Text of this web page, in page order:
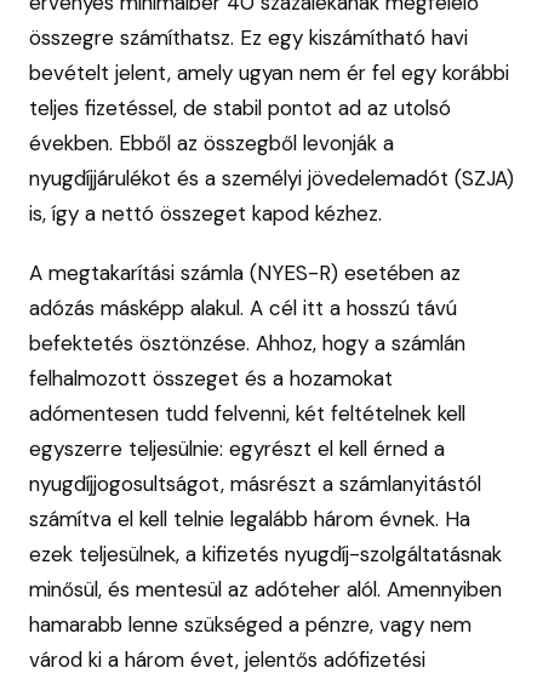
összegre számíthatsz. Ez egy kiszámítható havi
bevételt jelent, amely ugyan nem ér fel egy korábbi
teljes fizetéssel, de stabil pontot ad az utolsó
években. Ebből az összegből levonják a
nyugdíjjárulékot és a személyi jövedelemadót (SZJA)
is, így a nettó összeget kapod kézhez.
A megtakarítási számla (NYES-R) esetében az
adózás másképp alakul. A cél itt a hosszú távú
befektetés ösztönzése. Ahhoz, hogy a számlán
felhalmozott összeget és a hozamokat
adómentesen tudd felvenni, két feltételnek kell
egyszerre teljesülnie: egyrészt el kell érned a
nyugdíjjogosultságot, másrészt a számlanyitástól
számítva el kell telnie legalább három évnek. Ha
ezek teljesülnek, a kifizetés nyugdíj-szolgáltatásnak
minősül, és mentesül az adóteher alól. Amennyiben
hamarabb lenne szükséged a pénzre, vagy nem
várod ki a három évet, jelentős adófizetési